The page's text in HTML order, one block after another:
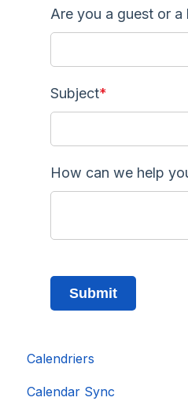
Are you a guest or a
Subject*
How can we help
Submit
Calendriers
Calendar Sync